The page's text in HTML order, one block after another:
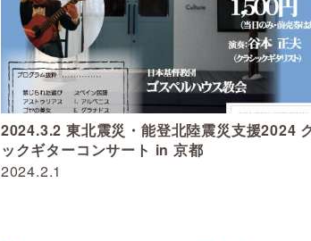
2024.2.1
2024.3.2 東北震災・能登北陸震災支援2024
ックギターコンサート in 京都